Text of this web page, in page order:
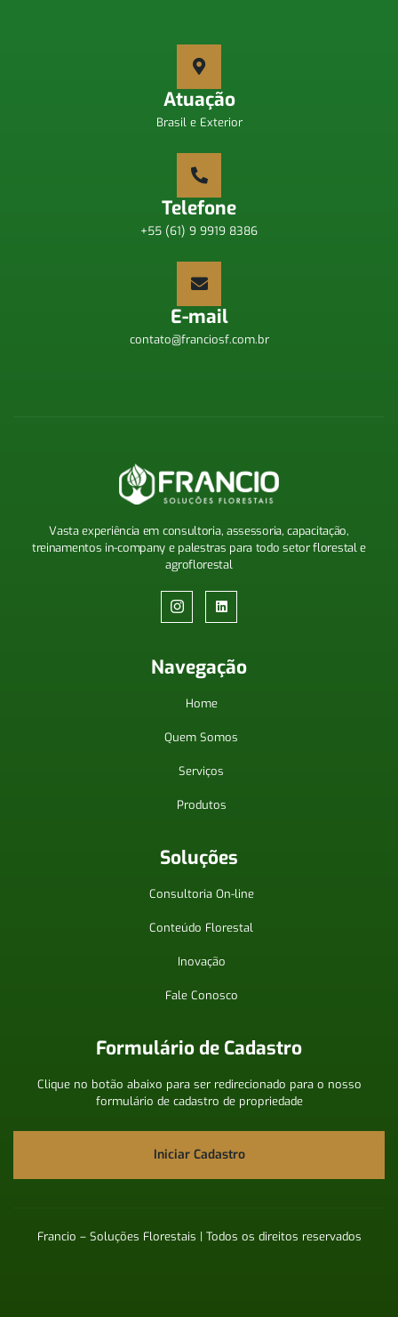
Atuação
Brasil e Exterior
Telefone
+55 (61) 9 9919 8386
E-mail
contato@franciosf.com.br
Vasta experiência em consultoria, assessoria, capacitação,
treinamentos in-company e palestras para todo setor florestal e
agroflorestal
Navegação
Home
Quem Somos
Serviços
Produtos
Soluções
Consultoria On-line
Conteúdo Florestal
Inovação
Fale Conosco
Formulário de Cadastro
Clique no botão abaixo para ser redirecionado para o nosso
formulário de cadastro de propriedade
Iniciar Cadastro
Francio – Soluções Florestais | Todos os direitos reservados